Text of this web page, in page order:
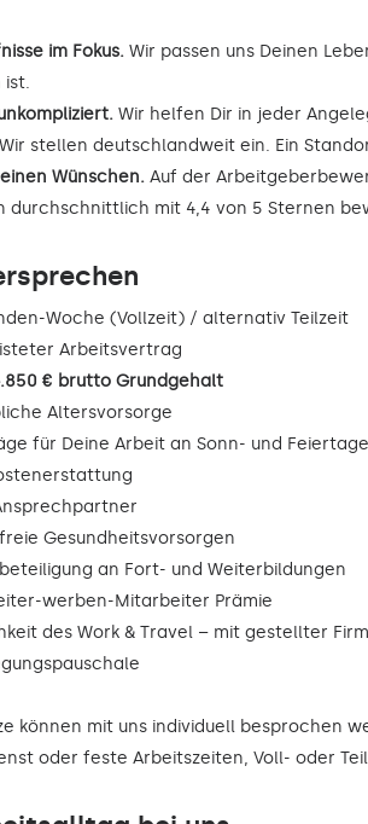
im Fokus. Wir passen uns Deinen
ist.
Wir helfen Dir in jeder
Wir stellen deutschlandweit ein. Ein
Wünschen. Auf der
durchschnittlich mit 4,4 von 5 Sternen
Woche (Vollzeit) / alternativ Teilzeit
Arbeitsvertrag
€ brutto Grundgehalt
Altersvorsorge
für Deine Arbeit an Sonn- und
Gesundheitsvorsorgen
an Fort- und Weiterbildungen
werben-Mitarbeiter Prämie
des Work & Travel – mit gestellter
können mit uns individuell besprochen
oder feste Arbeitszeiten, Voll- oder